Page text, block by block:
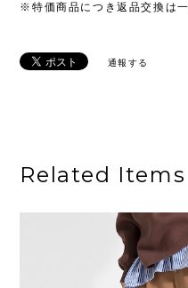
※特価商品につき返品交換は
通報する
Related Items